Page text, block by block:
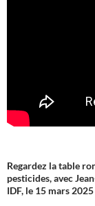
Regardez la table
pesticides, avec
IDF, le 15 mars